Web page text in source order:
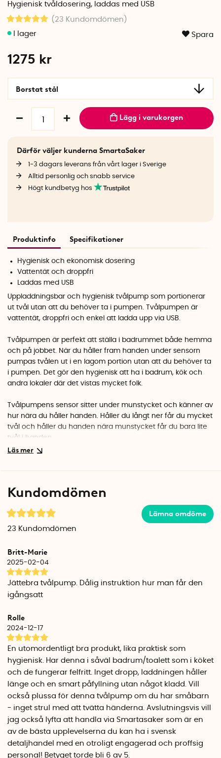
Hygienisk tvåldosering, laddas med USB
(23 Kundomdömen )
Spara
1275 kr
Borstat stål
Lägg i varukorgen
Därför väljer kunderna SmartaSaker
1-3 dagars leverans från vårt lager i Sverige
Alltid personlig och snabb service
Högt kundbetyg hos
Produktinfo Specifikationer
Hygienisk och ekonomisk dosering
Vattentät och droppfri
Laddas med USB
Uppladdningsbar och hygienisk tvålpump som portionerar
ut tvål utan att du behöver ta i pumpen. Tvålpumpen är
vattentät, droppfri och enkel att ladda upp via USB.
Tvålpumpen är perfekt att ställa i badrummet både hemma
och på jobbet. När du håller fram handen under sensorn
pumpas tvålen ut i en lagom portion utan att du behöver ta
i pumpen. Det gör den hygienisk att ha i badrum, kök och
andra lokaler där det vistas mycket folk.
Tvålpumpens sensor sitter under munstycket och känner av
hur nära du håller handen. Håller du långt ner får du mycket
tvål och håller du handen nära munstycket får du bara lite
tvål i handen.
tvål i tvålpumpen så länge den inte innehåller små korn eller
Den patenterade silikonventilen är mycket precis och
Det specialdesignade och vattentäta laddningsuttaget gör
att hela tvålpumpen kan spolas av under kranen. När
batteriet är slut laddar du enkelt tvålpumpen i datorn, eller i
laddas upp på ca 3-4 timmar och en uppladdning av
tvålpumpen räcker i ca 3 månader med daglig användning.
Diameter: 7 cm
Bredd: 11 cm
Klassning: Vattentät IP67
Batteri: Uppladdningsbart litiumbatteri
Batteritid: ca 3 månader med daglig användning
Garanti: 2 år
Kundomdömen
Lämna omdöme
23 Kundomdömen
Britt-Marie
2025-02-04
Jättebra tvålpump. Dålig instruktion hur man får den
igångsatt
Rolle
2024-12-17
En utomordentligt bra produkt, lika praktisk som
hygienisk. Har denna i såväl badrum/toalett som i köket
och de fungerar felfritt. Inget dropp, laddningen håller
länge och en smart påfyllning utan något kladd. Vill
också plussa för denna tvålpump om du har småbarn
- inget strul med att tvätta händerna. Avslutningsvis vill
jag också lyfta att handla via Smartasaker som är en
av de bästa upplevelserna du kan ha i svensk
detaljhandel med en otroligt engagerad och proffsig
personal! Betyget torde bli 6 av 5.